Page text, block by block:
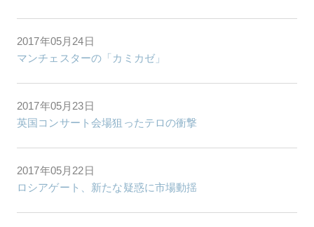
2017年05月24日
マンチェスターの「カミカゼ」
2017年05月23日
英国コンサート会場狙ったテロの衝撃
2017年05月22日
ロシアゲート、新たな疑惑に市場動揺